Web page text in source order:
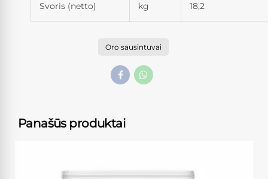
Svoris (netto) kg 18,2
Oro sausintuvai
Panašūs produktai